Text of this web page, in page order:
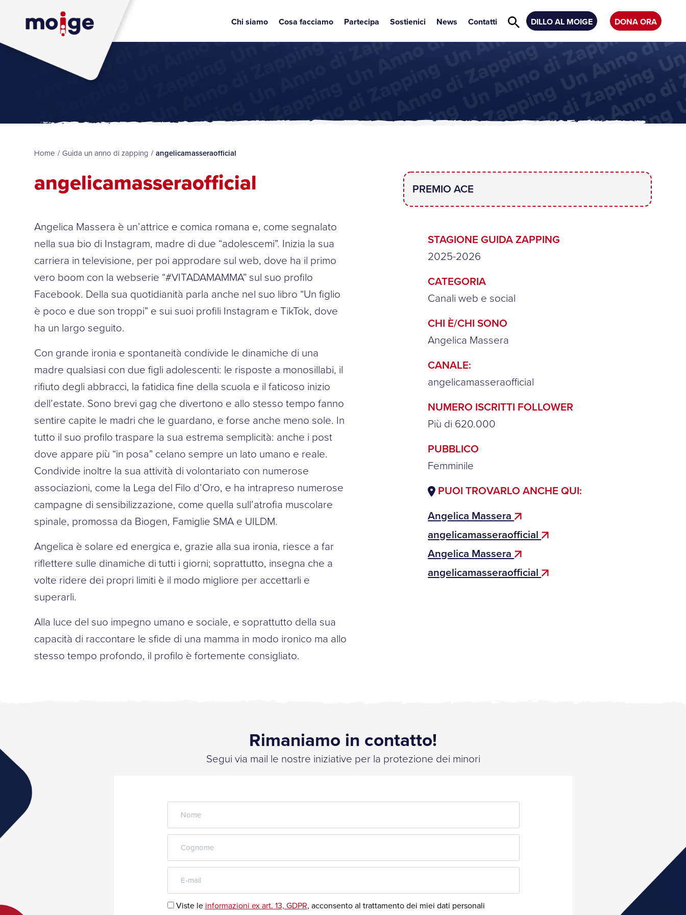
Chi siamo Cosa facciamo Partecipa Sostienici News Contatti DILLO AL MOIGE DONA ORA
Home / Guida un anno di zapping / angelicamasseraofficial
angelicamasseraofficial
Angelica Massera è un’attrice e comica romana e, come segnalato
nella sua bio di Instagram, madre di due “adolescemi”. Inizia la sua
carriera in televisione, per poi approdare sul web, dove ha il primo
vero boom con la webserie “#VITADAMAMMA” sul suo profilo
Facebook. Della sua quotidianità parla anche nel suo libro “Un figlio
è poco e due son troppi” e sui suoi profili Instagram e TikTok, dove
ha un largo seguito.
Con grande ironia e spontaneità condivide le dinamiche di una
madre qualsiasi con due figli adolescenti: le risposte a monosillabi, il
rifiuto degli abbracci, la fatidica fine della scuola e il faticoso inizio
dell’estate. Sono brevi gag che divertono e allo stesso tempo fanno
sentire capite le madri che le guardano, e forse anche meno sole. In
tutto il suo profilo traspare la sua estrema semplicità: anche i post
dove appare più “in posa” celano sempre un lato umano e reale.
Condivide inoltre la sua attività di volontariato con numerose
associazioni, come la Lega del Filo d’Oro, e ha intrapreso numerose
campagne di sensibilizzazione, come quella sull’atrofia muscolare
spinale, promossa da Biogen, Famiglie SMA e UILDM.
Angelica è solare ed energica e, grazie alla sua ironia, riesce a far
riflettere sulle dinamiche di tutti i giorni; soprattutto, insegna che a
volte ridere dei propri limiti è il modo migliore per accettarli e
superarli.
Alla luce del suo impegno umano e sociale, e soprattutto della sua
capacità di raccontare le sfide di una mamma in modo ironico ma allo
stesso tempo profondo, il profilo è fortemente consigliato.
PREMIO ACE
STAGIONE GUIDA ZAPPING
2025-2026
CATEGORIA
Canali web e social
CHI È/CHI SONO
Angelica Massera
CANALE:
angelicamasseraofficial
NUMERO ISCRITTI FOLLOWER
Più di 620.000
PUBBLICO
Femminile
PUOI TROVARLO ANCHE QUI:
Angelica Massera
angelicamasseraofficial
Angelica Massera
angelicamasseraofficial
Rimaniamo in contatto!
Segui via mail le nostre iniziative per la protezione dei minori